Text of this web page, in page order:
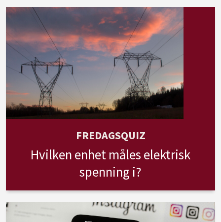
FREDAGSQUIZ
Hvilken enhet måles elektrisk
spenning i?